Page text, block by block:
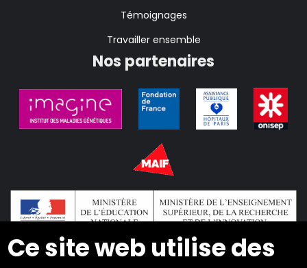
Ce site web utilise des
Témoignages
Travailler ensemble
Nos partenaires